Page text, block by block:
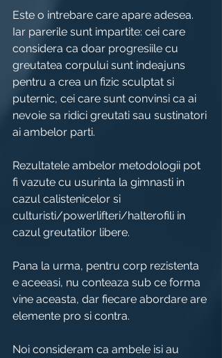
Este o intrebare care apare adesea.
Iar parerile sunt impartite: cei care
considera ca doar progresiile cu
greutatea corpului sunt indeajuns
pentru a crea un fizic sculptat si
puternic, cei care sunt convinsi ca ai
nevoie sa ridici greutati sau sustinatori
ai ambelor parti.
Rezultatele ambelor metodologii pot
fi vazute cu usurinta la gimnasti in
cazul calistenicelor si
culturisti/powerlifteri/halterofili in
cazul greutatilor libere.
Pana la urma, pentru corp rezistenta
e aceeasi, nu conteaza sub ce forma
vine aceasta, dar fiecare abordare are
elemente pro si contra.
Noi consideram ca ambele isi au